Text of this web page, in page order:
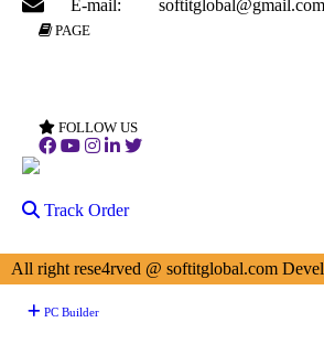
PC Builder
E-mail:
softitglobal@gmail.com
PAGE
FOLLOW US
Track Order
All right rese4rved @ softitglobal.com